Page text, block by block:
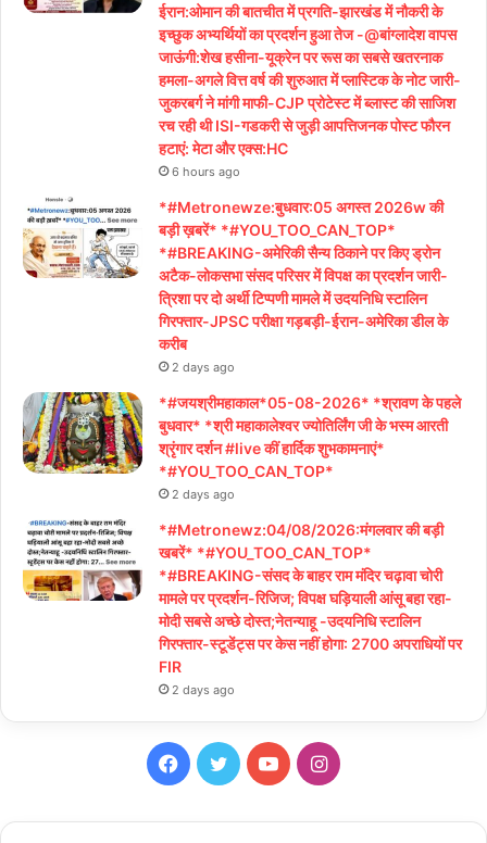
ईरान:ओमान की बातचीत में प्रगति-झारखंड में नौकरी के
इच्छुक अभ्यर्थियों का प्रदर्शन हुआ तेज -@बांग्लादेश वापस
जाऊंगी:शेख हसीना-यूक्रेन पर रूस का सबसे खतरनाक
हमला-अगले वित्त वर्ष की शुरुआत में प्लास्टिक के नोट जारी-
जुकरबर्ग ने मांगी माफी-CJP प्रोटेस्ट में ब्लास्ट की साजिश
रच रही थी ISI-गडकरी से जुड़ी आपत्तिजनक पोस्ट फौरन
हटाएं: मेटा और एक्स:HC
6 hours ago
*#Metronewze:बुधवार:05 अगस्त 2026w की
बड़ी ख़बरें* *#YOU_TOO_CAN_TOP*
*#BREAKING-अमेरिकी सैन्य ठिकाने पर किए ड्रोन
अटैक-लोकसभा संसद परिसर में विपक्ष का प्रदर्शन जारी-
त्रिशा पर दो अर्थी टिप्पणी मामले में उदयनिधि स्टालिन
गिरफ्तार-JPSC परीक्षा गड़बड़ी-ईरान-अमेरिका डील के
करीब
2 days ago
*#जयश्रीमहाकाल*05-08-2026* *श्रावण के पहले
बुधवार* *श्री महाकालेश्वर ज्योतिर्लिंग जी के भस्म आरती
श्रृंगार दर्शन #live कीं हार्दिक शुभकामनाएं*
*#YOU_TOO_CAN_TOP*
2 days ago
*#Metronewz:04/08/2026:मंगलवार की बड़ी
खबरें* *#YOU_TOO_CAN_TOP*
*#BREAKING-संसद के बाहर राम मंदिर चढ़ावा चोरी
मामले पर प्रदर्शन-रिजिज; विपक्ष घड़ियाली आंसू बहा रहा-
मोदी सबसे अच्छे दोस्त;नेतन्याहू -उदयनिधि स्टालिन
गिरफ्तार-स्टूडेंट्स पर केस नहीं होगा: 2700 अपराधियों पर
FIR
2 days ago
Facebook
TwitterYouTubeInstagram